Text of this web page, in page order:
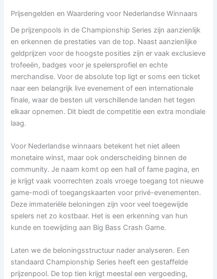
Prijsengelden en Waardering voor Nederlandse Winnaars
De prijzenpools in de Championship Series zijn aanzienlijk
en erkennen de prestaties van de top. Naast aanzienlijke
geldprijzen voor de hoogste posities zijn er vaak exclusieve
trofeeën, badges voor je spelersprofiel en echte
merchandise. Voor de absolute top ligt er soms een ticket
naar een belangrijk live evenement of een internationale
finale, waar de besten uit verschillende landen het tegen
elkaar opnemen. Dit biedt de competitie een extra mondiale
laag.
Voor Nederlandse winnaars betekent het niet alleen
monetaire winst, maar ook onderscheiding binnen de
community. Je naam komt op een hall of fame pagina, en
je krijgt vaak voorrechten zoals vroege toegang tot nieuwe
game-modi of toegangskaarten voor privé-evenementen.
Deze immateriële beloningen zijn voor veel toegewijde
spelers net zo kostbaar. Het is een erkenning van hun
kunde en toewijding aan Big Bass Crash Game.
Laten we de beloningsstructuur nader analyseren. Een
standaard Championship Series heeft een gestaffelde
prijzenpool. De top tien krijgt meestal een vergoeding,